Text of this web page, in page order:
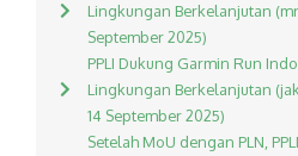
Lingkungan Berkelanjutan
September 2025)
PPLI Dukung Garmin Run
Lingkungan Berkelanjutan
14 September 2025)
Setelah MoU dengan PLN,